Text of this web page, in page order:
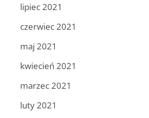
lipiec 2021
czerwiec 2021
maj 2021
kwiecień 2021
marzec 2021
luty 2021